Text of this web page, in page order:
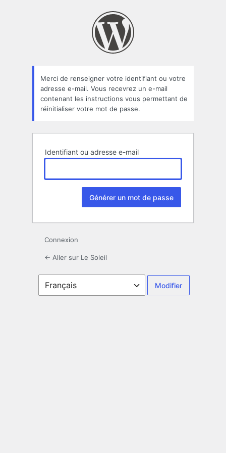
oublié
Merci de renseigner votre identifiant ou votre
adresse e-mail. Vous recevrez un e-mail
contenant les instructions vous permettant de
réinitialiser votre mot de passe.
Identifiant ou adresse e-mail
Connexion
← Aller sur Le Soleil
Langue